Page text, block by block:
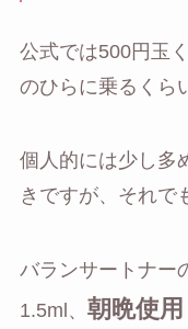
公式では500円玉
のひらに乗るくら
個人的には少し多
きですが、それで
バランサートナー
1.5ml、 朝晩使